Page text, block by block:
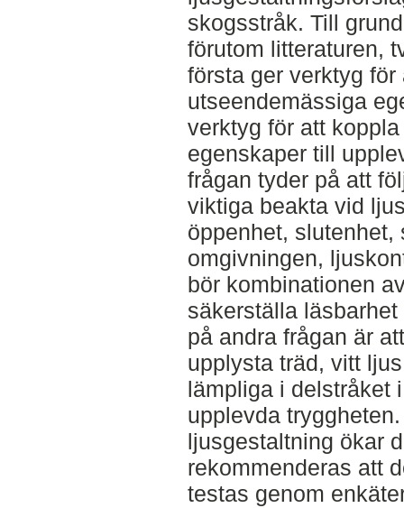
skogsstråk. Till
förutom litteraturen,
första ger verktyg
utseendemässiga
verktyg för att
egenskaper till
frågan tyder på att
viktiga beakta vid
öppenhet,
omgivningen,
bör kombinationen
säkerställa
på andra frågan är
upplysta träd, vitt
lämpliga i delstråket
upplevda
ljusgestaltning ökar
rekommenderas att
testas genom